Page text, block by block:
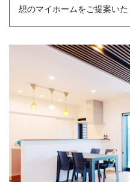
想のマイホームをご提案いた